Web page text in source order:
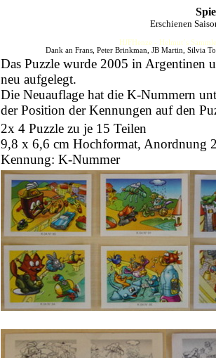
Erschienen
HJFHenze - Helmut´s
Dank an Frans, Peter Brinkman, JB Martin, Silvia
Das Puzzle wurde 2005 in Argentinen
neu aufgelegt.
Die Neuauflage hat die K-Nummern
der Position der Kennungen auf den
2x 4 Puzzle zu je 15 Teilen
9,8 x 6,6 cm Hochformat, Anordnung
Kennung: K-Nummer